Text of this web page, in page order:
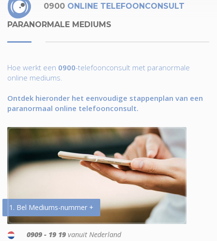
0900 ONLINE TELEFOONCONSULT
PARANORMALE MEDIUMS
Hoe werkt een 0900-telefoonconsult met paranormale
online mediums.
Ontdek hieronder het eenvoudige stappenplan van een
paranormaal online telefoonconsult.
1. Bel Mediums-nummer +
0909 - 19 19 vanuit Nederland